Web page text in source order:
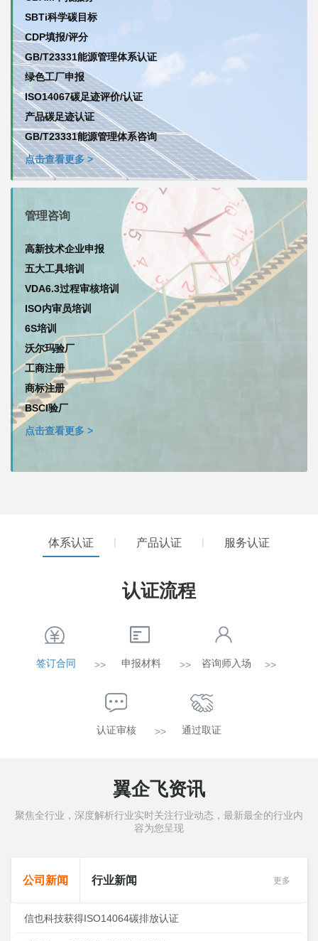
SBTi科学碳目标
CDP填报/评分
GB/T23331能源管理体系认证
绿色工厂申报
ISO14067碳足迹评价/认证
产品碳足迹认证
GB/T23331能源管理体系咨询
点击查看更多 >
管理咨询
高新技术企业申报
五大工具培训
VDA6.3过程审核培训
ISO内审员培训
6S培训
沃尔玛验厂
工商注册
商标注册
BSCI验厂
点击查看更多 >
体系认证 | 产品认证 | 服务认证
认证流程
签订合同 >> 申报材料 >> 咨询师入场 >>
认证审核 >> 通过取证
翼企飞资讯
聚焦全行业，深度解析行业实时关注行业动态，最新最全的行业内
容为您呈现
公司新闻 行业新闻 更多
信也科技获得ISO14064碳排放认证